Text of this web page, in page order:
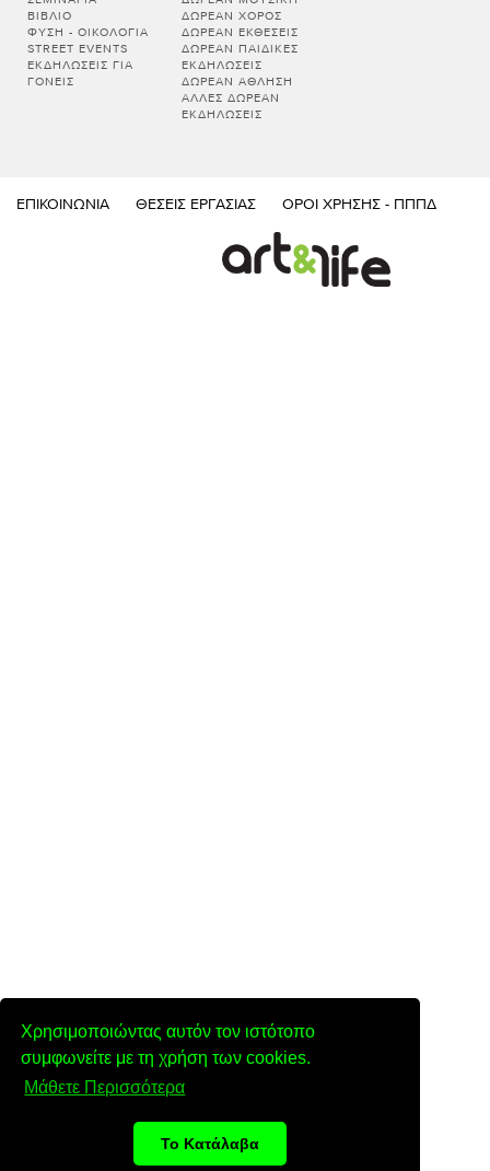
Χρησιμοποιώντας αυτόν τον ιστότοπο
συμφωνείτε με τη χρήση των cookies.
Μάθετε Περισσότερα
Το Κατάλαβα
ΒΙΒΛΊΟ
ΦΎΣΗ - ΟΙΚΟΛΟΓΊΑ
STREET EVENTS
ΕΚΔΗΛΏΣΕΙΣ ΓΙΑ
ΓΟΝΕΊΣ
ΔΩΡΕΆΝ ΧΟΡΌΣ
ΔΩΡΕΆΝ ΕΚΘΈΣΕΙΣ
ΔΩΡΕΆΝ ΠΑΙΔΙΚΈΣ
ΕΚΔΗΛΏΣΕΙΣ
ΔΩΡΕΆΝ ΆΘΛΗΣΗ
ΆΛΛΕΣ ΔΩΡΕΆΝ
ΕΚΔΗΛΏΣΕΙΣ
ΕΠΙΚΟΙΝΩΝΊΑ ΘΈΣΕΙΣ ΕΡΓΑΣΊΑΣ ΌΡΟΙ ΧΡΉΣΗΣ - ΠΠΠΔ